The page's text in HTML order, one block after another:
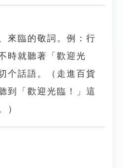
來臨的敬詞。例：行
時就聽著「歡迎光
个話語。（走進百貨
到「歡迎光臨！」這
）